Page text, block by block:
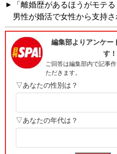
「離婚歴があるほうがモテ
男性が婚活で女性から支持さ